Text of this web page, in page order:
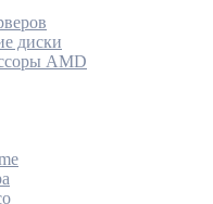
диски
AMD